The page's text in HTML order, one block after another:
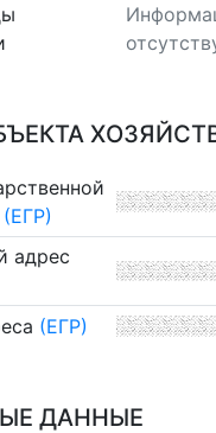
(ЕГР)
адрес
(ЕГР)
ДАННЫЕ